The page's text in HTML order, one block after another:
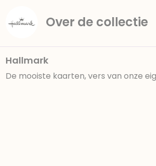
Over de collectie
Hallmark
De mooiste kaarten, vers van onze